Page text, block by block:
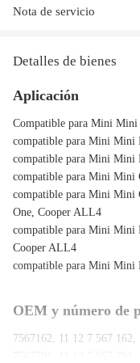
Nota de servicio
Detalles de bienes
Aplicación
Compatible para Mini Mini
compatible para Mini Mini
compatible para Mini Mini
compatible para Mini Mini
compatible para Mini Mini
One, Cooper ALL4
compatible para Mini Mini
Cooper ALL4
compatible para Mini Mini
OEM y número de
7567162, 11 12 7 567 162,